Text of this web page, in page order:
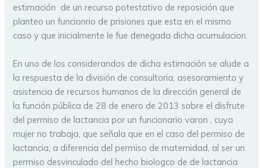
estimación de un recurso potestativo de reposición que
planteo un funcionrio de prisiones que esta en el mismo
caso y que inicialmente le fue denegada dicha acumulacion.
En uno de los considerandos de dicha estimación se alude a
la respuesta de la división de consultoria, asesoramiento y
asistencia de recursos humanos de la dirección general de
la función pública de 28 de enero de 2013 sobre el disfrute
del permiso de lactancia por un funcionario varon , cuya
mujer no trabaja, que señala que en el caso del permiso de
lactancia, a diferencia del permiso de maternidad, al ser un
permiso desvinculado del hecho biologco de de lactancia